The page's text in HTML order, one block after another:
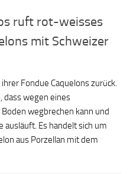
ruft rot-weisses
mit Schweizer
Fondue Caquelons zurück.
dass wegen eines
wegbrechen kann und
ausläuft. Es handelt sich um
aus Porzellan mit dem